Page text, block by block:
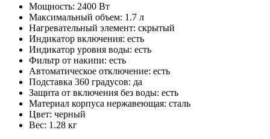
Мощность: 2400 Вт
Максимальный объем: 1.7 л
Нагревательный элемент: скрытый
Индикатор включения: есть
Индикатор уровня воды: есть
Фильтр от накипи: есть
Автоматическое отключение: есть
Подставка 360 градусов: да
Защита от включения без воды: есть
Материал корпуса нержавеющая: сталь
Цвет: черный
Вес: 1.28 кг